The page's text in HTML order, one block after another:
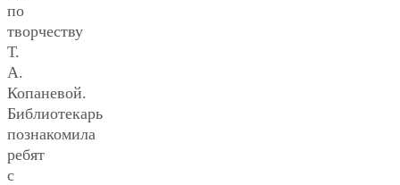
по
творчеству
Т.
А.
Копаневой.
Библиотекарь
познакомила
ребят
с